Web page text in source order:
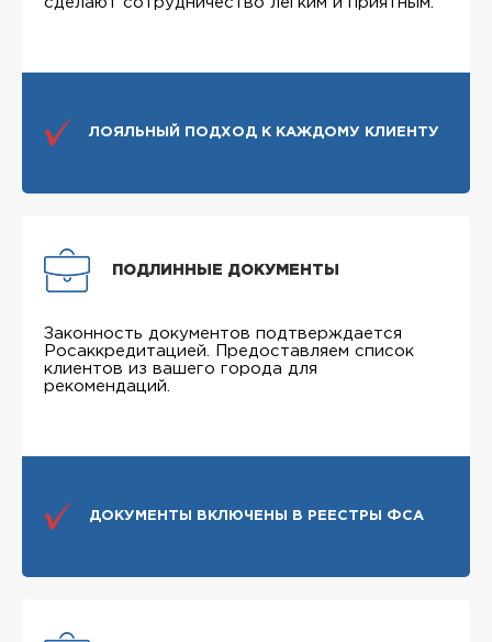
ЛОЯЛЬНЫЙ ПОДХОД К КАЖДОМУ КЛИЕНТУ
ПОДЛИННЫЕ ДОКУМЕНТЫ
Законность документов подтверждается
Росаккредитацией. Предоставляем список
клиентов из вашего города для
рекомендаций.
ДОКУМЕНТЫ ВКЛЮЧЕНЫ В РЕЕСТРЫ ФСА